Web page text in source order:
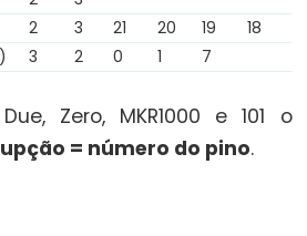
2 3 21 20 19
18
3 2 0 1 7
Zero, MKR1000 e 101 o
= número do pino.